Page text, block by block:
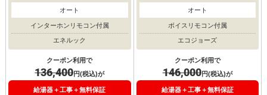
オート
インターホンリモコン付属
エネルック
クーポン利用で
136,400円(税込)が
給湯器＋工事＋無料保証
オート
ボイスリモコン付属
エコジョーズ
クーポン利用で
146,000円(税込)が
給湯器＋工事＋無料保証